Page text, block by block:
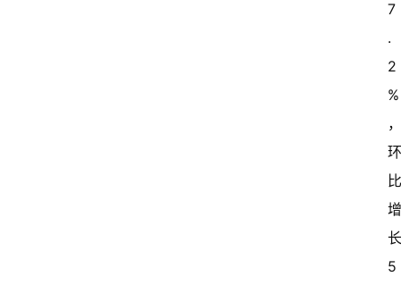
7
.
2
%
5